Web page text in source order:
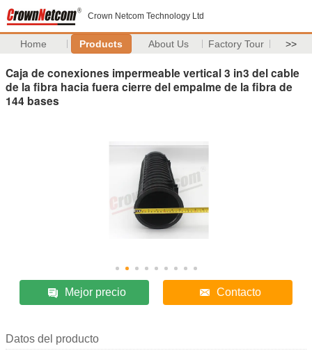
Crown Netcom Technology Ltd
Home Products About Us Factory Tour >>
Caja de conexiones impermeable vertical 3 in3 del cable
de la fibra hacia fuera cierre del empalme de la fibra de
144 bases
Mejor precio Contacto
Datos del producto